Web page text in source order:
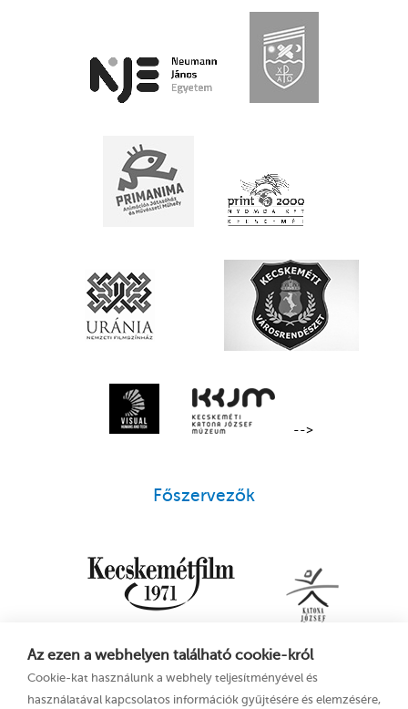
Az ezen a webhelyen található cookie-król
Cookie-kat használunk a webhely teljesítményével és
használatával kapcsolatos információk gyűjtésére és elemzésére,
-->
Főszervezők